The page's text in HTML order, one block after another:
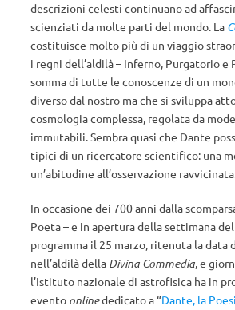
descrizioni celesti continuano ad
scienziati da molte parti del mondo. La
costituisce molto più di un viaggio
i regni dell’aldilà – Inferno, Purgatorio e
somma di tutte le conoscenze di un
diverso dal nostro ma che si sviluppa
cosmologia complessa, regolata da
immutabili. Sembra quasi che Dante
tipici di un ricercatore scientifico: una
un’abitudine all’osservazione
In occasione dei 700 anni dalla
Poeta – e in apertura della settimana del
programma il 25 marzo, ritenuta la data
nell’aldilà della Divina Commedia, e
l’Istituto nazionale di astrofisica ha in
evento onlinededicato a “Dante, la